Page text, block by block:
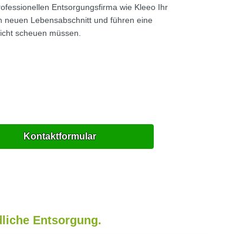
Entsorgungsfirma wie Kleeo Ihr
Lebensabschnitt und führen eine
scheuen müssen.
Kontaktformular
Entsorgung.